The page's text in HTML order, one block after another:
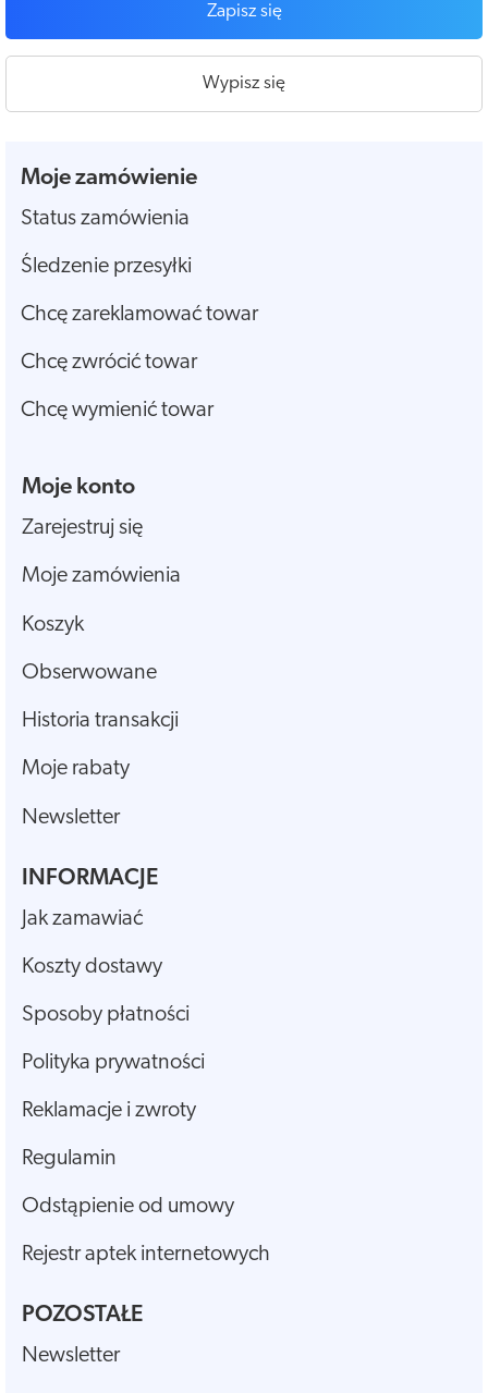
Zapisz się
Wypisz się
Moje zamówienie
Status zamówienia
Śledzenie przesyłki
Chcę zareklamować towar
Chcę zwrócić towar
Chcę wymienić towar
Moje konto
Zarejestruj się
Moje zamówienia
Koszyk
Obserwowane
Historia transakcji
Moje rabaty
Newsletter
INFORMACJE
Jak zamawiać
Koszty dostawy
Sposoby płatności
Polityka prywatności
Reklamacje i zwroty
Regulamin
Odstąpienie od umowy
Rejestr aptek internetowych
POZOSTAŁE
Newsletter